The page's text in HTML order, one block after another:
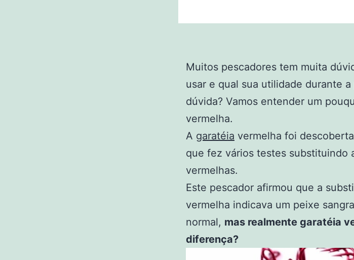
Muitos pescadores tem muita
usar e qual sua utilidade durante
dúvida? Vamos entender um
vermelha.
A garatéia vermelha foi
que fez vários testes substituindo
vermelhas.
Este pescador afirmou que a
vermelha indicava um peixe
normal, mas realmente garatéia
diferença?